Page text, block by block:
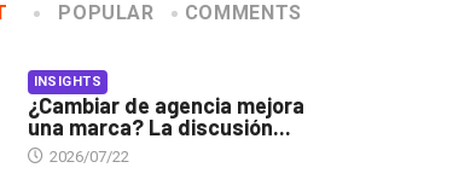
POPULAR COMMENTS
INSIGHTS
¿Cambiar de agencia mejora
una marca? La discusión...
2026/07/22